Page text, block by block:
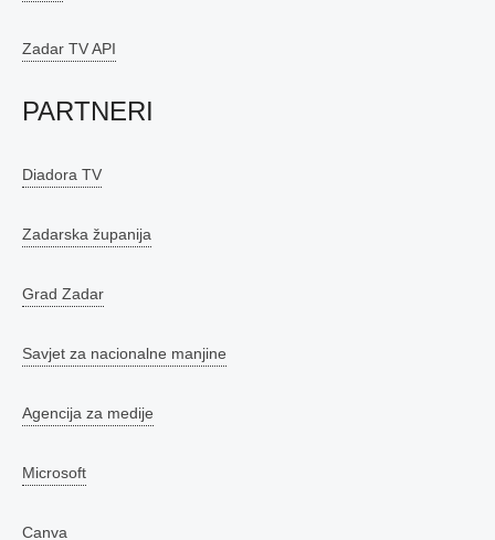
Zadar TV API
PARTNERI
Diadora TV
Zadarska županija
Grad Zadar
Savjet za nacionalne manjine
Agencija za medije
Microsoft
Canva